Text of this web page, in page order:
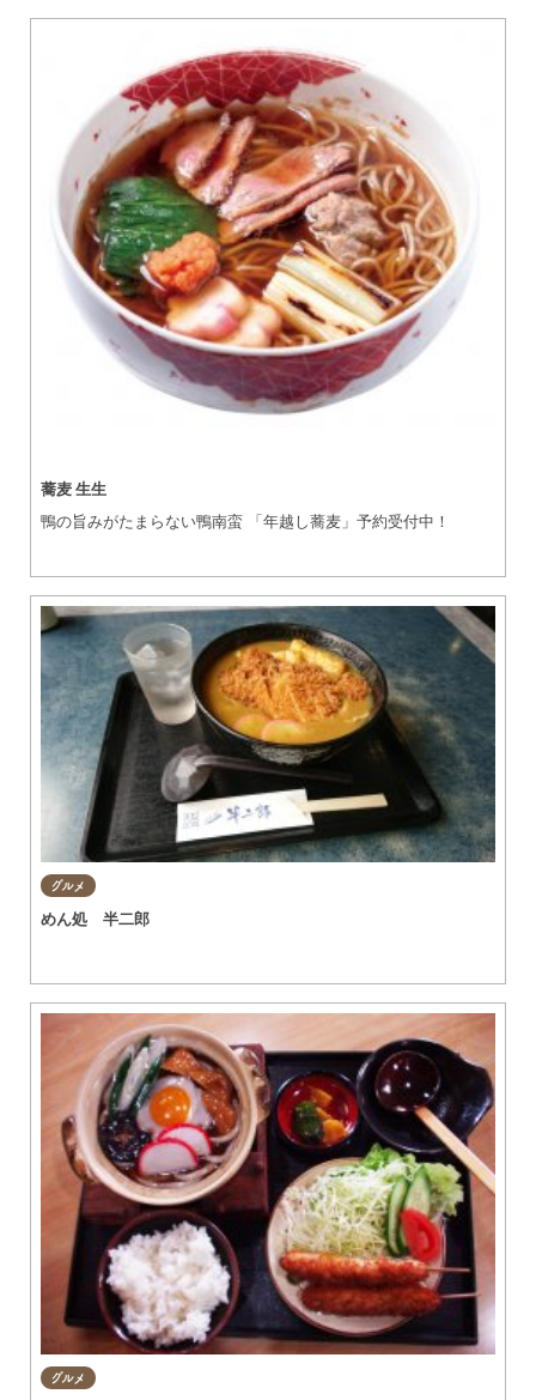
蕎麦 生生
鴨の旨みがたまらない鴨南蛮 「年越し蕎麦」予約受付中！
グルメ
めん処 半二郎
グルメ